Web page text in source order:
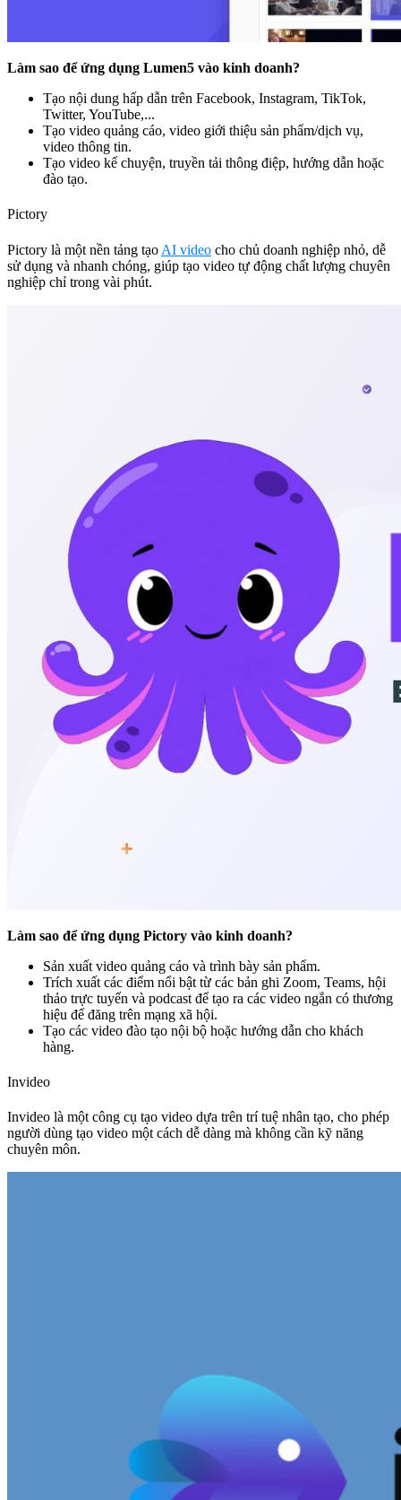
Làm sao để ứng dụng Lumen5 vào kinh doanh?
Tạo nội dung hấp dẫn trên Facebook, Instagram, TikTok,
Twitter, YouTube,...
Tạo video quảng cáo, video giới thiệu sản phẩm/dịch vụ,
video thông tin.
Tạo video kể chuyện, truyền tải thông điệp, hướng dẫn hoặc
đào tạo.
Pictory
Pictory là một nền tảng tạo AI video cho chủ doanh nghiệp nhỏ, dễ
sử dụng và nhanh chóng, giúp tạo video tự động chất lượng chuyên
nghiệp chỉ trong vài phút.
Làm sao để ứng dụng Pictory vào kinh doanh?
Sản xuất video quảng cáo và trình bày sản phẩm.
Trích xuất các điểm nổi bật từ các bản ghi Zoom, Teams, hội
thảo trực tuyến và podcast để tạo ra các video ngắn có thương
hiệu để đăng trên mạng xã hội.
Tạo các video đào tạo nội bộ hoặc hướng dẫn cho khách
hàng.
Invideo
Invideo là một công cụ tạo video dựa trên trí tuệ nhân tạo, cho phép
người dùng tạo video một cách dễ dàng mà không cần kỹ năng
chuyên môn.